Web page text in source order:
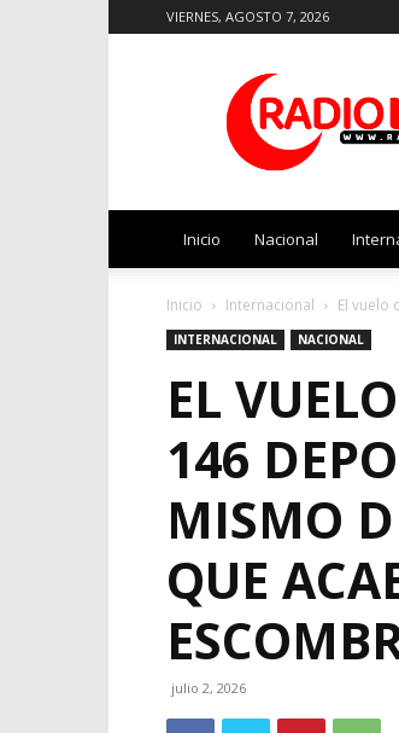
VIERNES, AGOSTO 7, 2026
Luna
Inicio Nacional
Inicio Internacional El vuelo
INTERNACIONAL NACIONAL
EL
146
MISMO
QUE
julio 2, 2026